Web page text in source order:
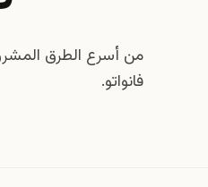
من أسرع الطرق
فانواتو.